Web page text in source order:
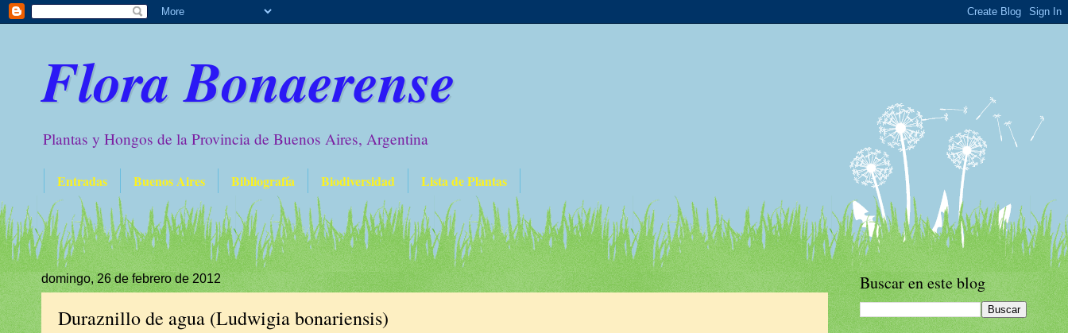
Flora Bonaerense
Plantas y Hongos de la Provincia de Buenos Aires, Argentina
Entradas Buenos Aires Bibliografía Biodiversidad Lista de Plantas
domingo, 26 de febrero de 2012
Duraznillo de agua (Ludwigia bonariensis)
Buscar en este blog